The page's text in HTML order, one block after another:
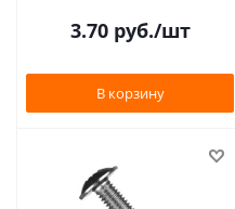
3.70руб./шт
В корзину